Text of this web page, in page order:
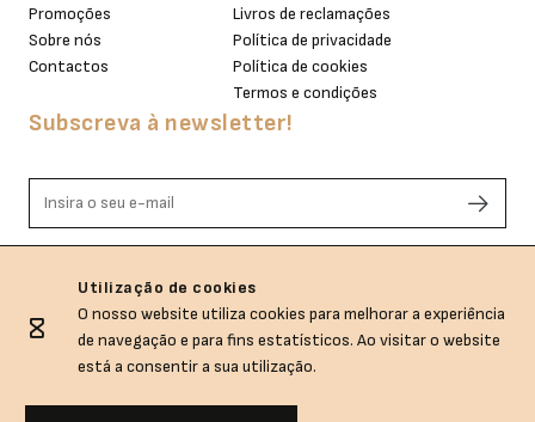
Promoções
Sobre nós
Contactos
Livros de reclamações
Política de privacidade
Política de cookies
Termos e condições
Subscreva à newsletter!
Utilização de cookies
O nosso website utiliza cookies para melhorar a experiência
de navegação e para fins estatísticos. Ao visitar o website
está a consentir a sua utilização.